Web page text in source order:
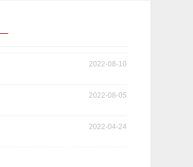
2022-08-10
2022-08-05
2022-04-24